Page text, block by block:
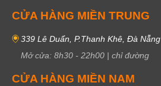
CỬA HÀNG MIỀN TRUNG
339 Lê Duẩn, P.Thanh Khê, Đà Nẵng
Mở cửa: 8h30 - 22h00 | chỉ đường
CỬA HÀNG MIỀN NAM